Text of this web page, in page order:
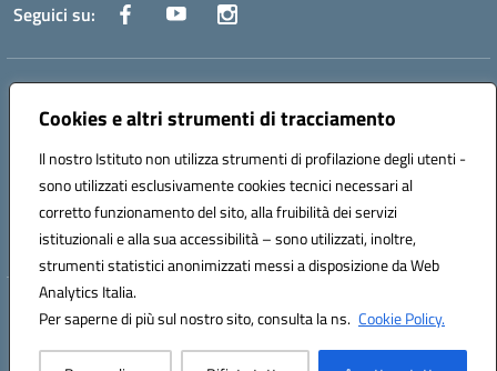
Cookies e altri strumenti di tracciamento
Il nostro Istituto non utilizza strumenti di profilazione degli utenti -
sono utilizzati esclusivamente cookies tecnici necessari al
corretto funzionamento del sito, alla fruibilità dei servizi
istituzionali e alla sua accessibilità – sono utilizzati, inoltre,
strumenti statistici anonimizzati messi a disposizione da Web
Analytics Italia.
Per saperne di più sul nostro sito, consulta la ns. Cookie Policy.
Seguici su:
Indirizzo:
Centralino:0882 331218 Email:fgps210002@istruzione.it
Codice fiscale: 93071630714
Codice meccanografico:
FGPS210002
Codice unico di fatturazione (CUF): UF7W9K
Hosting & Powered by 3D Solution S.r.l.
Concept & Design by Designers Italia